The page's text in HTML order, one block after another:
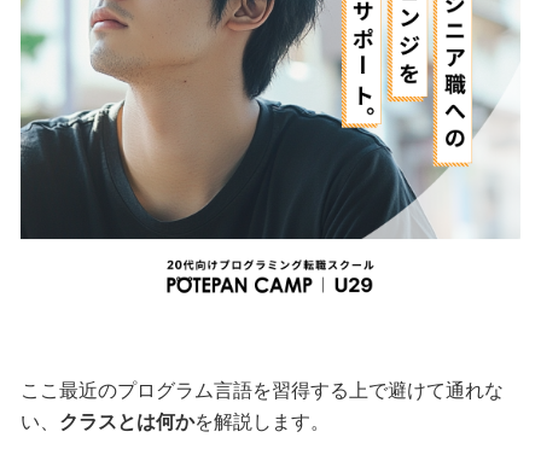
ここ最近のプログラム言語を習得する上で避けて通れな
い、 クラスとは何かを解説します。